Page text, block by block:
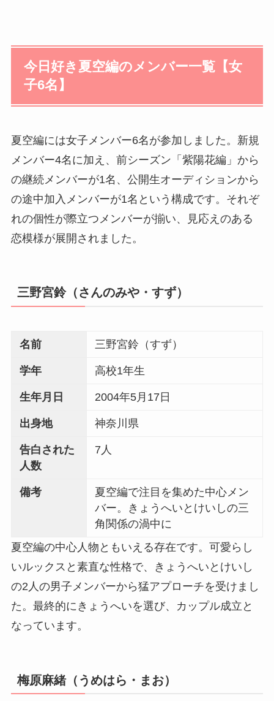
今日好き夏空編のメンバー一覧【女
子6名】
夏空編には女子メンバー6名が参加しました。新規
メンバー4名に加え、前シーズン「紫陽花編」から
の継続メンバーが1名、公開生オーディションから
の途中加入メンバーが1名という構成です。それぞ
れの個性が際立つメンバーが揃い、見応えのある
恋模様が展開されました。
三野宮鈴（さんのみや・すず）
名前 三野宮鈴（すず）
学年 高校1年生
生年月日 2004年5月17日
出身地 神奈川県
告白された
人数
7人
備考
夏空編で注目を集めた中心メン
バー。きょうへいとけいしの三
角関係の渦中に
夏空編の中心人物ともいえる存在です。可愛らし
いルックスと素直な性格で、きょうへいとけいし
の2人の男子メンバーから猛アプローチを受けまし
た。最終的にきょうへいを選び、カップル成立と
なっています。
梅原麻緒（うめはら・まお）